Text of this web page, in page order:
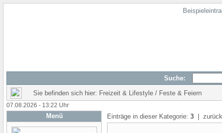
Suche:
Sie befinden sich hier: Freizeit & Lifestyle / Feste & Feiern
07.08.2026 - 13:22 Uhr
Menü Einträge in dieser Kategorie: 3 |